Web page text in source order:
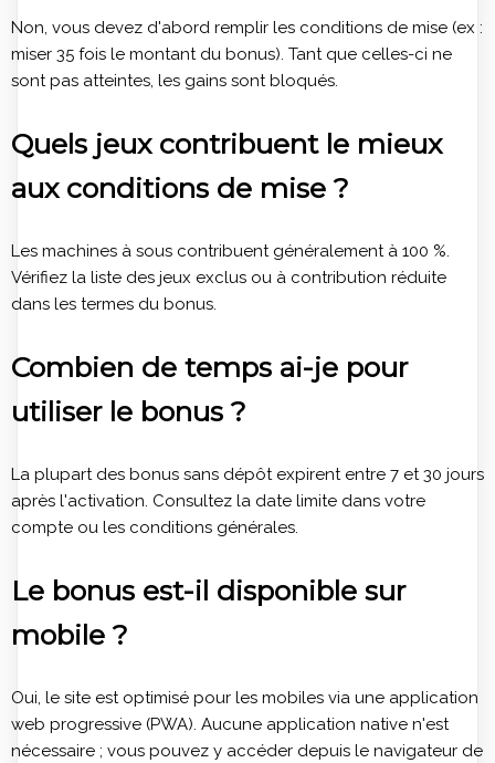
Non, vous devez d'abord remplir les conditions de mise (ex :
miser 35 fois le montant du bonus). Tant que celles-ci ne
sont pas atteintes, les gains sont bloqués.
Quels jeux contribuent le mieux
aux conditions de mise ?
Les machines à sous contribuent généralement à 100 %.
Vérifiez la liste des jeux exclus ou à contribution réduite
dans les termes du bonus.
Combien de temps ai-je pour
utiliser le bonus ?
La plupart des bonus sans dépôt expirent entre 7 et 30 jours
après l'activation. Consultez la date limite dans votre
compte ou les conditions générales.
Le bonus est-il disponible sur
mobile ?
Oui, le site est optimisé pour les mobiles via une application
web progressive (PWA). Aucune application native n'est
nécessaire ; vous pouvez y accéder depuis le navigateur de